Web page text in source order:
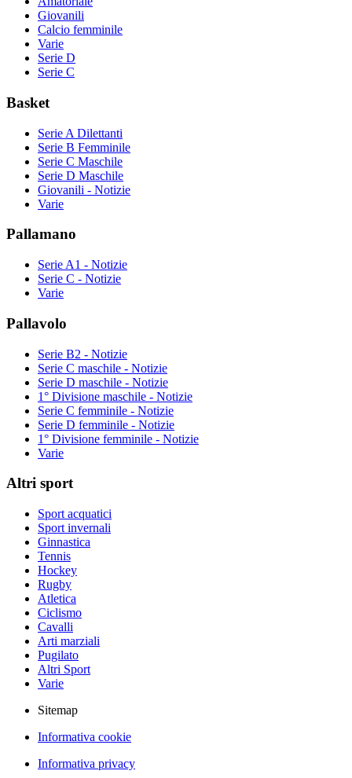
Giovanili
Calcio femminile
Varie
Serie D
Serie C
Basket
Serie A Dilettanti
Serie B Femminile
Serie C Maschile
Serie D Maschile
Giovanili - Notizie
Varie
Pallamano
Serie A1 - Notizie
Serie C - Notizie
Varie
Pallavolo
Serie B2 - Notizie
Serie C maschile - Notizie
Serie D maschile - Notizie
1° Divisione maschile - Notizie
Serie C femminile - Notizie
Serie D femminile - Notizie
1° Divisione femminile - Notizie
Varie
Altri sport
Sport acquatici
Sport invernali
Ginnastica
Tennis
Hockey
Rugby
Atletica
Ciclismo
Cavalli
Arti marziali
Pugilato
Altri Sport
Varie
Sitemap
Informativa cookie
Informativa privacy